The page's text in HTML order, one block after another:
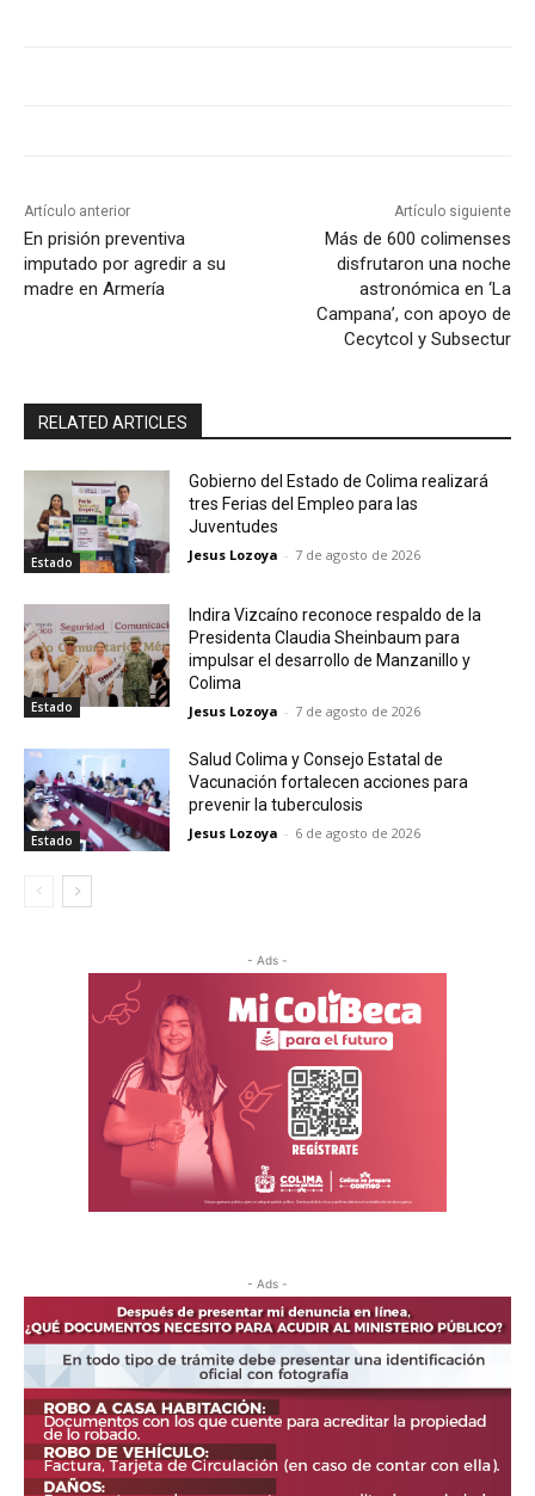
Artículo anterior
En prisión preventiva
imputado por agredir a su
madre en Armería
Artículo siguiente
Más de 600 colimenses
disfrutaron una noche
astronómica en ‘La
Campana’, con apoyo de
Cecytcol y Subsectur
RELATED ARTICLES
Estado
Gobierno del Estado de Colima realizará
tres Ferias del Empleo para las
Juventudes
Jesus Lozoya - 7 de agosto de 2026
Estado
Indira Vizcaíno reconoce respaldo de la
Presidenta Claudia Sheinbaum para
impulsar el desarrollo de Manzanillo y
Colima
Jesus Lozoya - 7 de agosto de 2026
Estado
Salud Colima y Consejo Estatal de
Vacunación fortalecen acciones para
prevenir la tuberculosis
Jesus Lozoya - 6 de agosto de 2026
- Ads -
- Ads -